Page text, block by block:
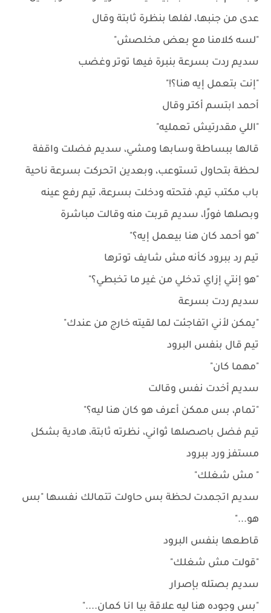
عدى من جنبها، لفلها بنظرة ثابتة وقال
"لسه كلامنا مع بعض مخلصش"
سديم ردت بسرعة بنبرة فيها توتر وغضب
"إنت بتعمل إيه هنا؟!"
أحمد ابتسم أكتر وقال
"اللي مقدرتيش تعمليه"
قالها ببساطة وسابها ومشي، سديم فضلت واقفة
لحظة بتحاول تستوعب، وبعدين اتحركت بسرعة ناحية
باب مكتب تيم، فتحته ودخلت بسرعة، تيم رفع عينه
وبصلها فورًا، سديم قربت منه وقالت مباشرة
"هو أحمد كان هنا بيعمل إيه؟"
تيم رد ببرود كأنه مش شايف توترها
"هو إنتي إزاي تدخلي من غير ما تخبطي؟"
سديم ردت بسرعة
"يمكن لأني اتفاجئت لما لقيته خارج من عندك"
تيم قال بنفس البرود
"مهما كان"
سديم أخدت نفس وقالت
"تمام، بس ممكن أعرف هو كان هنا ليه؟"
تيم فضل باصصلها ثواني، نظرته ثابتة، هادية بشكل
مستفز ورد ببرود
" مش شغلك"
سديم اتجمدت لحظة بس حاولت تتمالك نفسها "بس
هو..."
قاطعها بنفس البرود
"قولت مش شغلك"
سديم بصتله بإصرار
"بس وجوده هنا ليه علاقة بيا انا كمان...."